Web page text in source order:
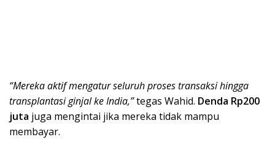
“Mereka aktif mengatur seluruh proses transaksi hingga
transplantasi ginjal ke India,”tegas Wahid. Denda Rp200
juta juga mengintai jika mereka tidak mampu
membayar.